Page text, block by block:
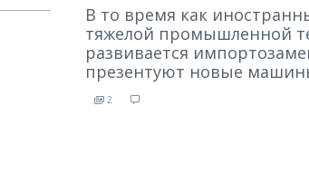
В то время как
тяжелой промышленной
развивается
презентуют новые
2